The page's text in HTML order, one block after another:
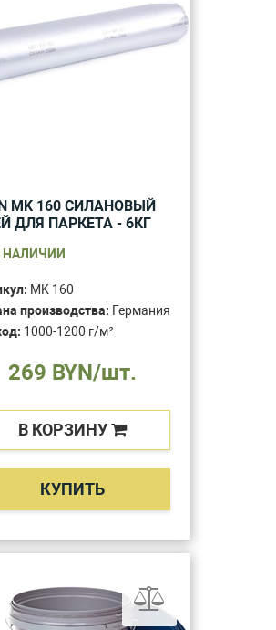
MK 160 СИЛАНОВЫЙ
ДЛЯ ПАРКЕТА - 6КГ
НАЛИЧИИ
MK 160
производства: Германия
1000-1200 г/м²
269 BYN/шт.
В КОРЗИНУ
КУПИТЬ